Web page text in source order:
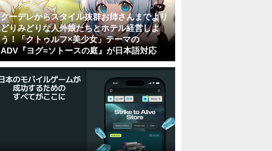
クーデレからスタイル抜群お姉さんまでより
どりみどりな人外娘たちとホテル経営しよ
う！「クトゥルフ×美少女」テーマの
ADV『ヨグ=ソトースの庭』が日本語対応